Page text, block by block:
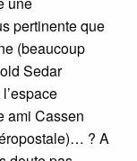
pertinente que
(beaucoup
Sedar
ami Cassen
? A